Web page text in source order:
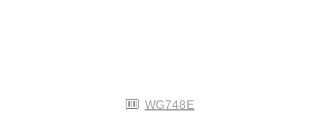
WG748E